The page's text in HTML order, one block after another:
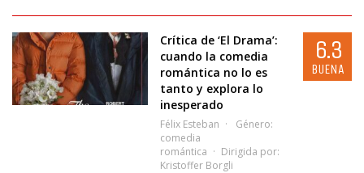
Crítica de ‘El Drama’:
cuando la comedia
romántica no lo es
tanto y explora lo
inesperado
Félix Esteban
Género:
comedia
romántica
Dirigida por:
Kristoffer Borgli
6.3
BUENA